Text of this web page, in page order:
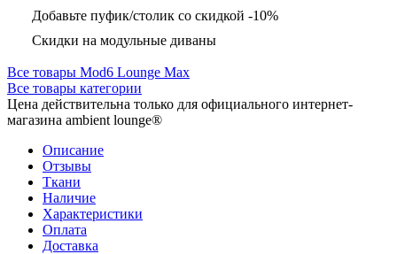
Добавьте пуфик/столик со скидкой -10%
Скидки на модульные диваны
Все товары Mod6 Lounge Max
Все товары категории
Цена действительна только для официального интернет-
магазина ambient lounge®
Описание
Отзывы
Ткани
Наличие
Характеристики
Оплата
Доставка